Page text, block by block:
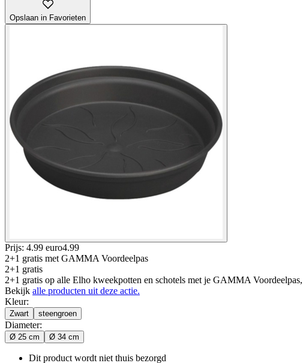
Opslaan in Favorieten
Prijs: 4.99 euro4.99
2+1 gratis met GAMMA Voordeelpas
2+1 gratis
2+1 gratis op alle Elho kweekpotten en schotels met je GAMMA
Bekijk alle producten uit deze actie.
Kleur:
Zwart steengroen
Diameter:
Ø 25 cm Ø 34 cm
Dit product wordt niet thuis bezorgd